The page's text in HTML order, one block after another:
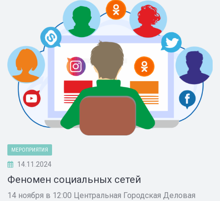
МЕРОПРИЯТИЯ
14.11.2024
Феномен социальных сетей
14 ноября в 12:00 Центральная Городская Деловая